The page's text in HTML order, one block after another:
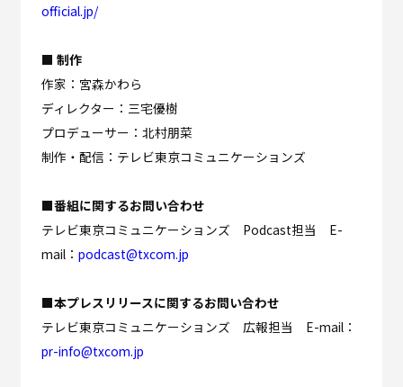
official.jp/
■ 制作
作家：宮森かわら
ディレクター：三宅優樹
プロデューサー：北村朋菜
制作・配信：テレビ東京コミュニケーションズ
■番組に関するお問い合わせ
テレビ東京コミュニケーションズ Podcast担当 E-
mail： podcast@txcom.jp
■本プレスリリースに関するお問い合わせ
テレビ東京コミュニケーションズ 広報担当 E-mail：
pr-info@txcom.jp